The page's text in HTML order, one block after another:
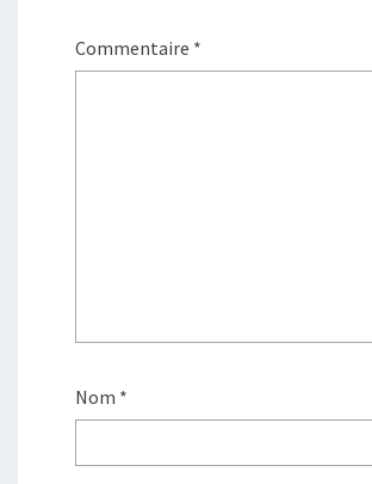
Commentaire *
Nom *